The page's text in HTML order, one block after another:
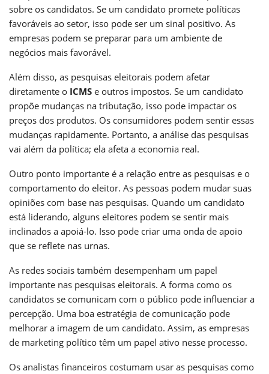
sobre os candidatos. Se um candidato promete políticas
favoráveis ao setor, isso pode ser um sinal positivo. As
empresas podem se preparar para um ambiente de
negócios mais favorável.
Além disso, as pesquisas eleitorais podem afetar
diretamente o ICMS e outros impostos. Se um candidato
propõe mudanças na tributação, isso pode impactar os
preços dos produtos. Os consumidores podem sentir essas
mudanças rapidamente. Portanto, a análise das pesquisas
vai além da política; ela afeta a economia real.
Outro ponto importante é a relação entre as pesquisas e o
comportamento do eleitor. As pessoas podem mudar suas
opiniões com base nas pesquisas. Quando um candidato
está liderando, alguns eleitores podem se sentir mais
inclinados a apoiá-lo. Isso pode criar uma onda de apoio
que se reflete nas urnas.
As redes sociais também desempenham um papel
importante nas pesquisas eleitorais. A forma como os
candidatos se comunicam com o público pode influenciar a
percepção. Uma boa estratégia de comunicação pode
melhorar a imagem de um candidato. Assim, as empresas
de marketing político têm um papel ativo nesse processo.
Os analistas financeiros costumam usar as pesquisas como